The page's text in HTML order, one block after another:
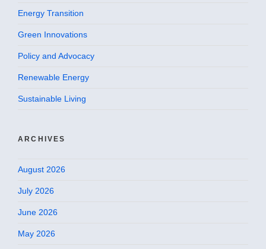
Energy Transition
Green Innovations
Policy and Advocacy
Renewable Energy
Sustainable Living
ARCHIVES
August 2026
July 2026
June 2026
May 2026